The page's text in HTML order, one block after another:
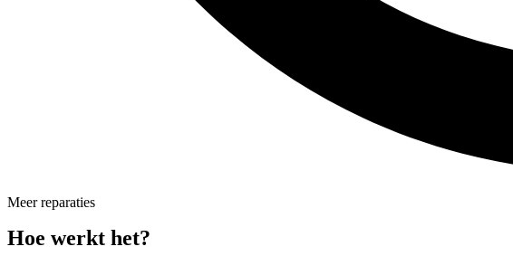
Meer reparaties
Hoe werkt het?